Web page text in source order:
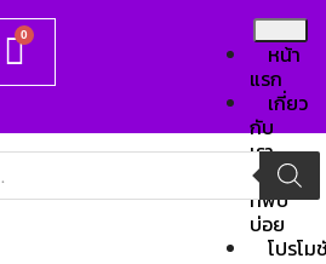
หน้า
แรก
เกี่ยว
กับ
เรา
คำถาม
ที่พบ
บ่อย
โปรโม